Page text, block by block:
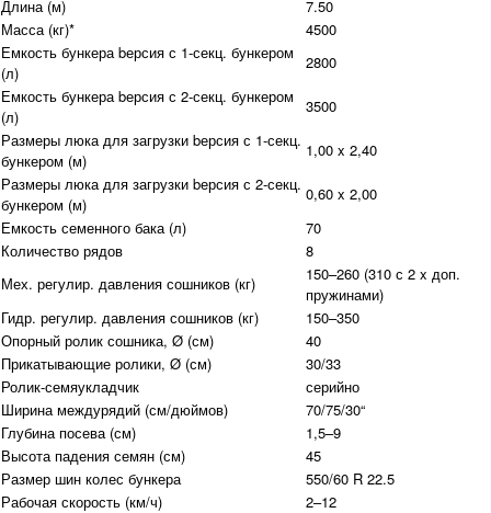
Длина (м)
7.50
Масса (кг)*
4500
Емкость бункера bерсия с 1-секц. бункером
(л)
2800
Емкость бункера bерсия с 2-секц. бункером
(л)
3500
Размеры люка для загрузки bерсия с 1-секц.
бункером (м)
1,00 x 2,40
Размеры люка для загрузки bерсия с 2-секц.
бункером (м)
0,60 x 2,00
Емкость семенного бака (л)
70
Количество рядов
8
Мех. регулир. давления сошников (кг)
150–260 (310 с 2 x доп.
пружинами)
Гидр. регулир. давления сошников (кг)
150–350
Опорный ролик сошника, Ø (см)
40
Прикатывающие ролики, Ø (см)
30/33
Ролик-семяукладчик
серийно
Ширина междурядий (см/дюймов)
70/75/30“
Глубина посева (см)
1,5–9
Высота падения семян (см)
45
Размер шин колес бункера
550/60 R 22.5
Рабочая скорость (км/ч)
2–12